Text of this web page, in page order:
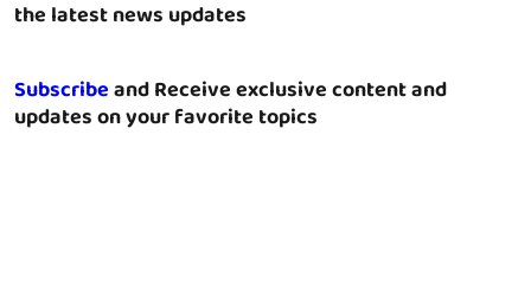
the latest news updates
Subscribeand Receive exclusive content and
updates on your favorite topics